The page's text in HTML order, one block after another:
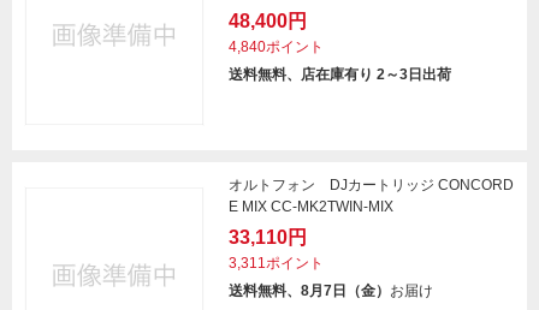
48,400円
4,840ポイント
送料無料、店在庫有り 2～3日出荷
オルトフォン DJカートリッジ CONCORD
E MIX CC-MK2TWIN-MIX
33,110円
3,311ポイント
送料無料、8月7日（金） お届け